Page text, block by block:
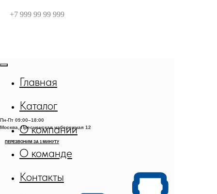
Пн-Пт 09:00–18:00
Москва, Пресненская набережная 12
Главная
Каталог
О компании
О команде
Контакты
+7 999 99 99 999